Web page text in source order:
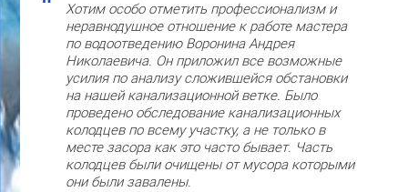
Хотим особо отметить профессионализм и
неравнодушное отношение к работе мастера
по водоотведению Воронина Андрея
Николаевича. Он приложил все возможные
усилия по анализу сложившейся обстановки
на нашей канализационной ветке. Было
проведено обследование канализационных
колодцев по всему участку, а не только в
месте засора как это часто бывает. Часть
колодцев были очищены от мусора которыми
они были завалены.